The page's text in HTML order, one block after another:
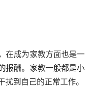
在成为家教方面也是一
报酬。家教一般都是小
到自己的正常工作。